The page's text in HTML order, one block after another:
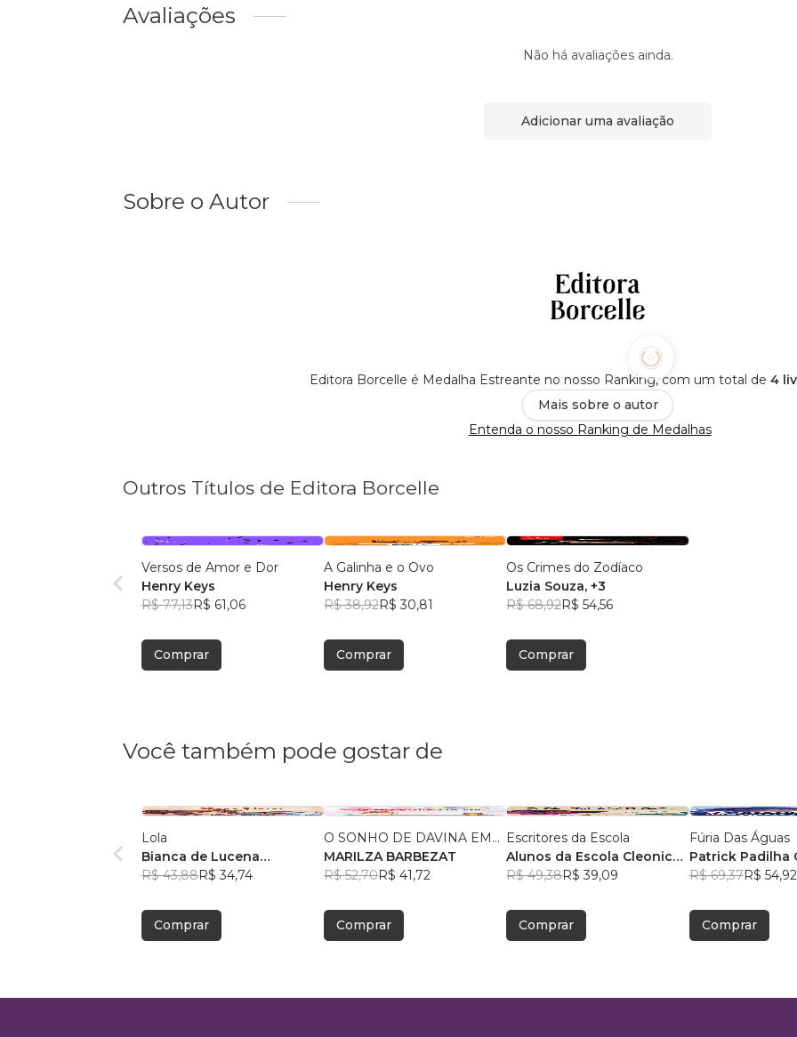
Avaliações
Não há avaliações ainda.
Adicionar uma avaliação
Sobre o Autor
Editora Borcelle é Medalha Estreante no nosso Ranking, com um total de 4
Mais sobre o autor
Entenda o nosso Ranking de Medalhas
Outros Títulos de Editora Borcelle
Versos de Amor e Dor
Henry Keys
R$ 77,13R$ 61,06
Comprar
A Galinha e o Ovo
Henry Keys
R$ 38,92R$ 30,81
Comprar
Os Crimes do Zodíaco
Luzia Souza, +3
R$ 68,92R$ 54,56
Comprar
Você também pode gostar de
Lola
Bianca de Lucena
Coutinho de Oliveira
R$ 43,88R$ 34,74
Comprar
O SONHO DE DAVINA EM...
MARILZA BARBEZAT
R$ 52,70R$ 41,72
Comprar
Escritores da Escola
Alunos da Escola Cleonice
Bezerra, +2
R$ 49,38R$ 39,09
Comprar
Fúria Das Águas
Patrick Padilha
R$ 69,37R$ 54,92
Comprar